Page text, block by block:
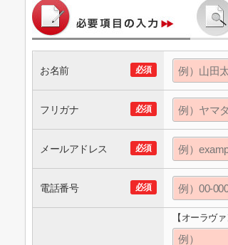
必須
お名前
必須
フリガナ
必須
メールアドレス
必須
電話番号
【オーラヴ